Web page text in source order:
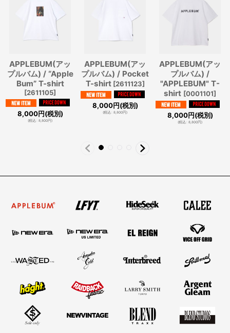
APPLEBUM(アッ
プルバム) / “Apple
Bum” T-shirt
[2611105]
8,000円(税別)
(税込 8,800円)
APPLEBUM(アッ
プルバム) / Pocket
T-shirt [2611123]
8,000円(税別)
(税込 8,800円)
APPLEBUM(アッ
プルバム) /
"APPLEBUM" T-
shirt [0001101]
8,000円(税別)
(税込 8,800円)